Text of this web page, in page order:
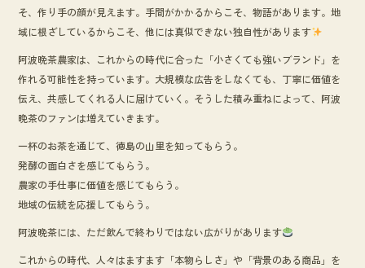
そ、作り手の顔が見えます。手間がかかるからこそ、物語があります。地
域に根ざしているからこそ、他には真似できない独自性があります
阿波晩茶農家は、これからの時代に合った「小さくても強いブランド」を
作れる可能性を持っています。大規模な広告をしなくても、丁寧に価値を
伝え、共感してくれる人に届けていく。そうした積み重ねによって、阿波
晩茶のファンは増えていきます。
一杯のお茶を通じて、徳島の山里を知ってもらう。
発酵の面白さを感じてもらう。
農家の手仕事に価値を感じてもらう。
地域の伝統を応援してもらう。
阿波晩茶には、ただ飲んで終わりではない広がりがあります
これからの時代、人々はますます「本物らしさ」や「背景のある商品」を